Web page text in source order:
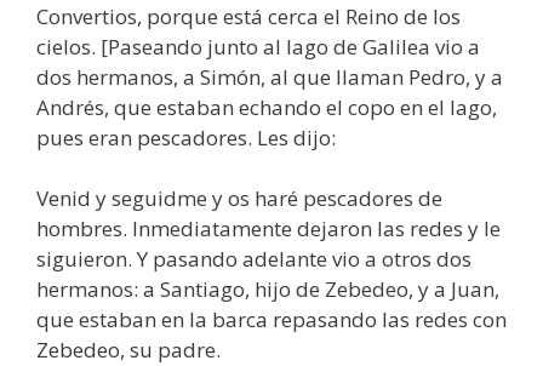
Convertios, porque está cerca el Reino de los
cielos. [Paseando junto al lago de Galilea vio a
dos hermanos, a Simón, al que llaman Pedro, y a
Andrés, que estaban echando el copo en el lago,
pues eran pescadores. Les dijo:
Venid y seguidme y os haré pescadores de
hombres. Inmediatamente dejaron las redes y le
siguieron. Y pasando adelante vio a otros dos
hermanos: a Santiago, hijo de Zebedeo, y a Juan,
que estaban en la barca repasando las redes con
Zebedeo, su padre.